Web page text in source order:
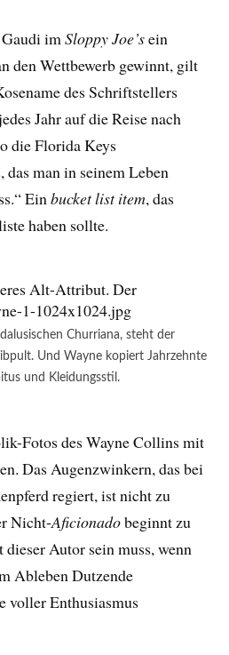
Gaudi imSloppy Joe’sein
den Wettbewerb gewinnt, gilt
des Schriftstellers
Jahr auf die Reise nach
die Florida Keys
man in seinem Leben
Einbucket list item, das
haben sollte.
Churriana, steht der
Und Wayne kopiert Jahrzehnte
und Kleidungsstil.
Fotos des Wayne Collins mit
Das Augenzwinkern, das bei
regiert, ist nicht zu
Nicht-Aficionadobeginnt zu
Autor sein muss, wenn
Ableben Dutzende
voller Enthusiasmus